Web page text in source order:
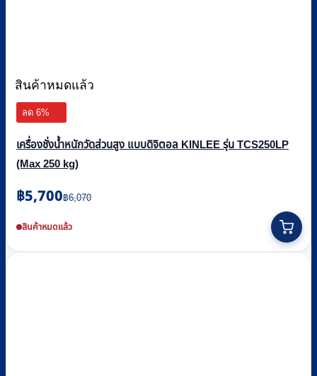
สินค้าหมดแล้ว
ลด 6%
เครื่องชั่งน้ำหนักวัดส่วนสูง แบบดิจิตอล KINLEE รุ่น TCS250LP
(Max 250 kg)
฿6,070
Original
price
was:
฿5,700
Current
price
is:สินค้าหมดแล้ว